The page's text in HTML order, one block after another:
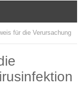
für die Verursachung